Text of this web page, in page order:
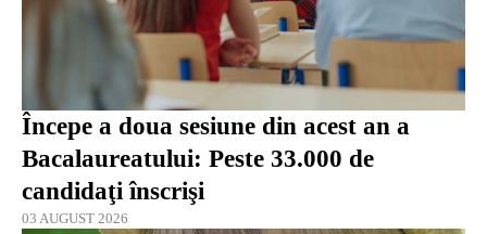
Începe a doua sesiune din acest an a
Bacalaureatului: Peste 33.000 de
candidaţi înscrişi
03 AUGUST 2026